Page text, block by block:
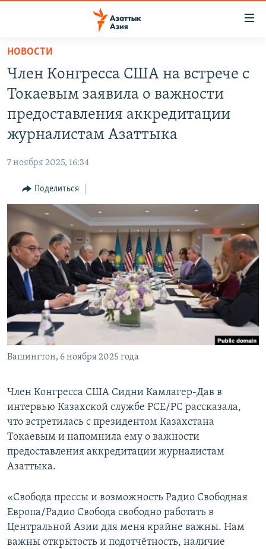
Вернуться
основному
содержанию
главной
Вернутся
поиску
КЫРГЫЗЧА
ЎЗБЕКЧА
ТОҶИКӢ
TÜRKMENÇE
ПОДПИШИТЕСЬ НА НАС В СОЦСЕТЯХ
Все сайты РСЕ/РС
НОВОСТИ
Член Конгресса США на встрече с
Токаевым заявила о важности
предоставления аккредитации
журналистам Азаттыка
7 ноября 2025, 16:34
Поделиться
Вашингтон, 6 ноября 2025 года
Член Конгресса США Сидни Камлагер-Дав в
интервью Казахской службе РСЕ/РС рассказала,
что встретилась с президентом Казахстана
Токаевым и напомнила ему о важности
предоставления аккредитации журналистам
Азаттыка.
«Свобода прессы и возможность Радио Свободная
Европа/Радио Свобода свободно работать в
Центральной Азии для меня крайне важны. Нам
важны открытость и подотчётность, наличие